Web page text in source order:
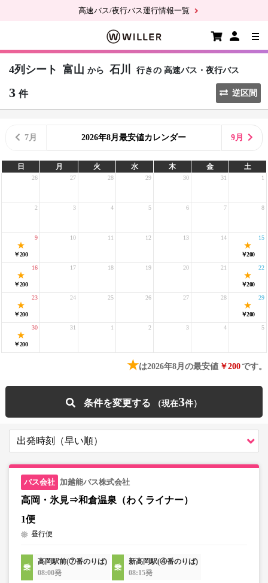
高速バス/夜行バス運行情報一覧
4列シート 富山 から 石川 行きの 高速バス・夜行バス
3 件 逆区間
7月 2026年8月最安値カレンダー 9月
日 月 火 水 木 金 土
26 27 28 29 30 31 1
2 3 4 5 6 7 8
￥200
9 10 11 12 13 14
￥200
15
￥200
16 17 18 19 20 21
￥200
22
￥200
23 24 25 26 27 28
￥200
29
￥200
30 31 1 2 3 4 5
★は2026年8月の最安値 ￥200です。
条件を変更する 3
加越能バス株式会社
高岡・氷見⇒和倉温泉（わくライナー）
1便
昼行便
高岡駅前(⑦番のりば)
08:00発
新高岡駅(④番のりば)
08:15発